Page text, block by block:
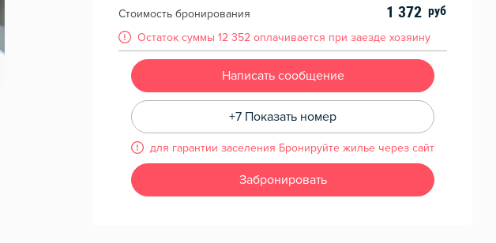
Стоимость бронирования 1 372
Остаток суммы 12 352 оплачивается при заезде хозяину
Написать сообщение
+7 Показать номер
для гарантии заселения Бронируйте жилье через сайт
Забронировать